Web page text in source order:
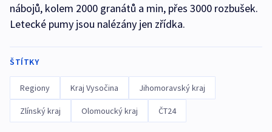
nábojů, kolem 2000 granátů a min, přes 3000 rozbušek.
Letecké pumy jsou nalézány jen zřídka.
ŠTÍTKY
Regiony Kraj Vysočina Jihomoravský kraj
Zlínský kraj Olomoucký kraj ČT24